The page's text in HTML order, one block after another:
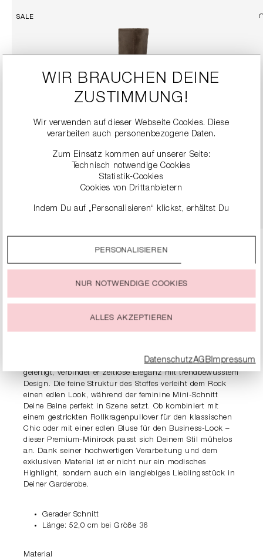
SALE
249,90 € 499,00 €
PRODUKTDETAILS
moderne, selbstbewusste Frau. Aus hochwertigem Bouclé
gefertigt, verbindet er zeitlose Eleganz mit trendbewusstem
Design. Die feine Struktur des Stoffes verleiht dem Rock
einen edlen Look, während der feminine Mini-Schnitt
Deine Beine perfekt in Szene setzt. Ob kombiniert mit
einem gestrickten Rollkragenpullover für den klassischen
Chic oder mit einer edlen Bluse für den Business-Look –
dieser Premium-Minirock passt sich Deinem Stil mühelos
an. Dank seiner hochwertigen Verarbeitung und dem
exklusiven Material ist er nicht nur ein modisches
Highlight, sondern auch ein langlebiges Lieblingsstück in
Deiner Garderobe.
Gerader Schnitt
Länge: 52,0 cm bei Größe 36
Material
WIR BRAUCHEN DEINE
ZUSTIMMUNG!
Wir verwenden auf dieser Webseite Cookies. Diese
verarbeiten auch personenbezogene Daten.
Zum Einsatz kommen auf unserer Seite:
Technisch notwendige Cookies
Statistik-Cookies
Cookies von Drittanbietern
Indem Du auf „Personalisieren“ klickst, erhältst Du
Durch einen Klick auf das Auswahlfeld „Alle akzeptieren“
stimmst Du der Verwendung aller Cookies zu, die unter
jeder Zeit ändern oder widerrufen.
PERSONALISIEREN
NUR NOTWENDIGE COOKIES
ALLES AKZEPTIEREN
DatenschutzAGBImpressum